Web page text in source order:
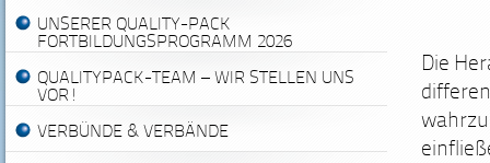
UNSERER QUALITY-PACK
FORTBILDUNGSPROGRAMM 2026
QUALITYPACK-TEAM – WIR STELLEN UNS
VOR!
VERBÜNDE & VERBÄNDE
Die